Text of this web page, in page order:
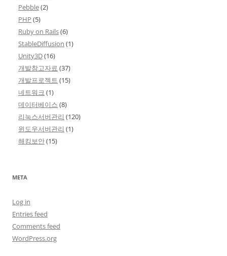
Pebble(2)
PHP (5)
Ruby on Rails(6)
StableDiffusion (1)
Unity3D(16)
개발참고자료 (37)
개발프로젝트 (15)
네트워크 (1)
데이터베이스 (8)
리눅스서버관리 (120)
윈도우서버관리 (1)
해킹보안(15)
META
Log in
Entries feed
Comments feed
WordPress.org